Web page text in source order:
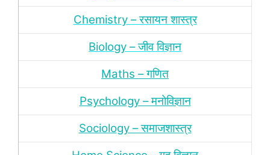
Chemistry – रसायन शास्‍त्र
Biology – जीव विज्ञान
Maths – गणित
Psychology – मनोविज्ञान
Sociology – समाजशास्‍त्र